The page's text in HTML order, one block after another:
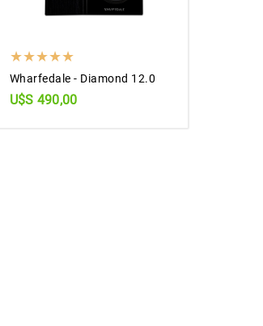
Wharfedale - Diamond 12.0
U$S 490,00